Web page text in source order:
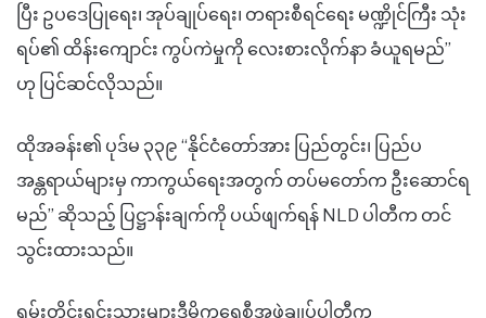
ပြီး ဥပဒေပြုရေး၊ အုပ်ချုပ်ရေး၊ တရားစီရင်ရေး မဏ္ဍိုင်ကြီး သုံး
ရပ်၏ ထိန်းကျောင်း ကွပ်ကဲမှုကို လေးစားလိုက်နာ ခံယူရမည်”
ဟု ပြင်ဆင်လိုသည်။
ထိုအခန်း၏ ပုဒ်မ ၃၃၉ “နိုင်ငံတော်အား ပြည်တွင်း၊ ပြည်ပ
အန္တရာယ်များမှ ကာကွယ်ရေးအတွက် တပ်မတော်က ဦးဆောင်ရ
မည်” ဆိုသည့် ပြဋ္ဌာန်းချက်ကို ပယ်ဖျက်ရန် NLD ပါတီက တင်
သွင်းထားသည်။
ရှမ်းတိုင်းရင်းသားများဒီမိုကရေစီအဖွဲ့ချုပ်ပါတီက